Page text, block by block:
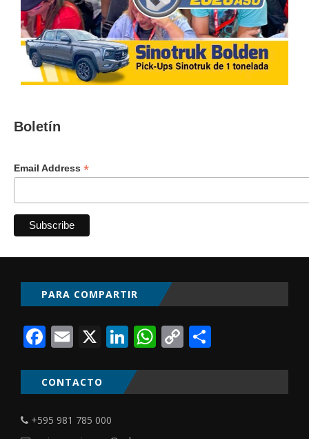
Boletín
Email Address *
PARA COMPARTIR
Facebook
Email
X LinkedIn
WhatsApp
Copy
CONTACTO
+595 981 785 000